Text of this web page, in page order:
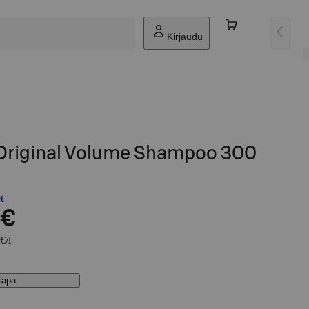
Kirjaudu
Volume Shampoo 300
l